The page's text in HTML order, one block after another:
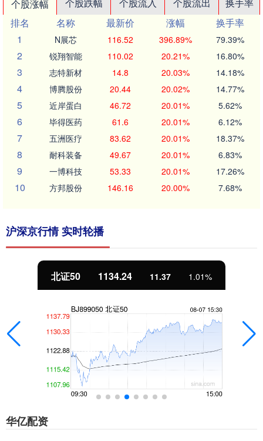
个股涨幅
排名
名称 最新价 涨幅
换手率
1
N展芯 116.52 396.89% 79.39%
2 锐翔智能 110.02 20.21% 16.80%
3 志特新材 14.8 20.03% 14.18%
4 博腾股份 20.44 20.02% 14.77%
5 近岸蛋白 46.72 20.01% 5.62%
6 毕得医药 61.6 20.01% 6.12%
7 五洲医疗 83.62 20.01% 18.37%
8 耐科装备 49.67 20.01% 6.83%
9 一博科技 53.33 20.01% 17.26%
10 方邦股份 146.16 20.00% 7.68%
沪深京行情 实时轮播
北证50 1134.24 11.37 1.01%
华亿配资